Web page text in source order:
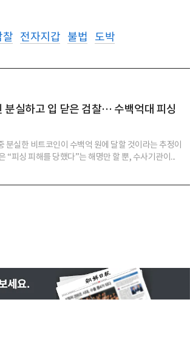
찰 전자지갑 불법 도박
분실하고 입 닫은 검찰… 수백억대 피싱
분실한 비트코인이 수백억 원에 달할 것이라는 추정이
“피싱 피해를 당했다”는 해명만 할 뿐, 수사기관이...